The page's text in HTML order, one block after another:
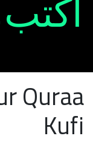
Quraa
Kufi